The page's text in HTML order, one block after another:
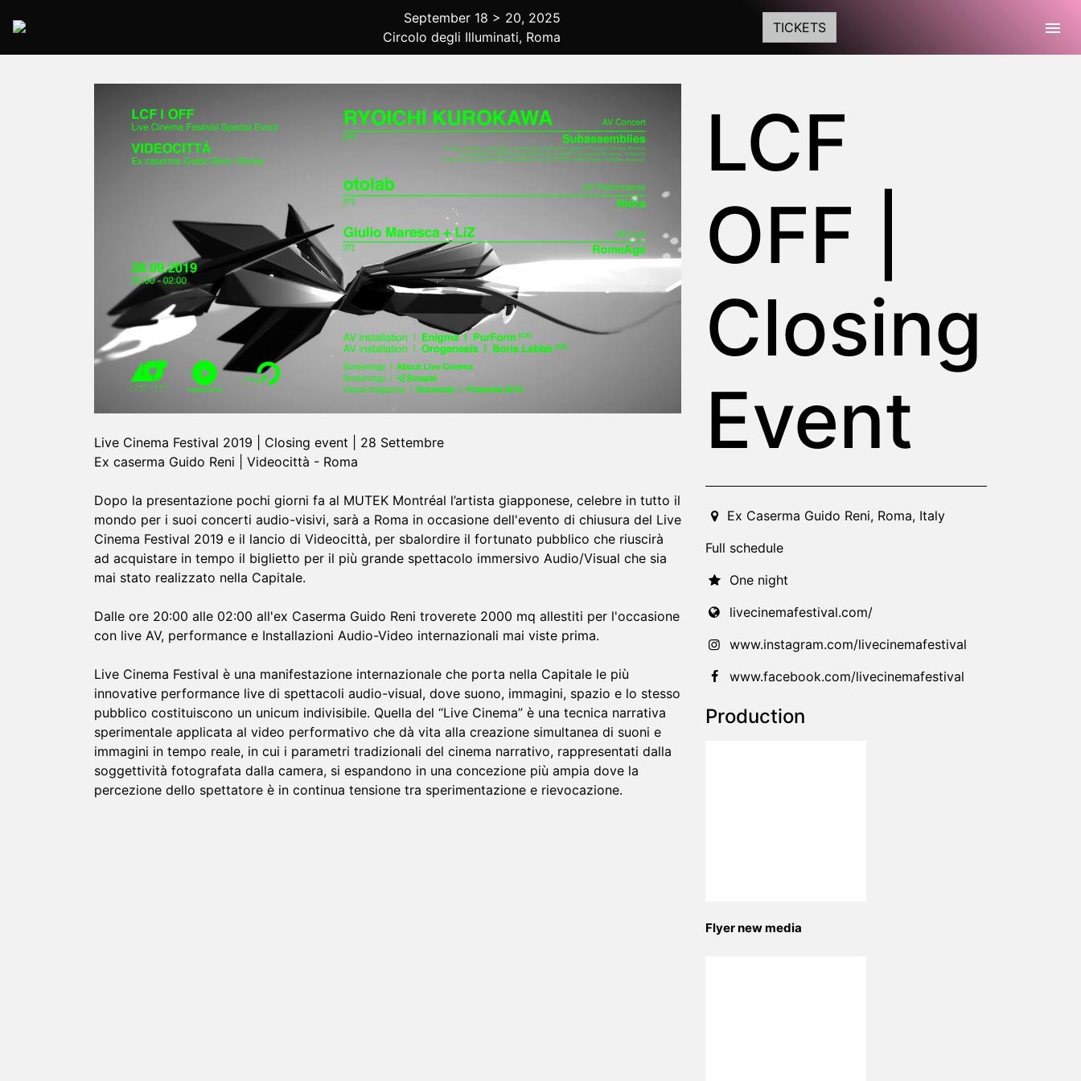
2025 Rome
September 18 > 20, 2025
Circolo degli Illuminati, Roma
TICKETS
Live Cinema Festival 2019 | Closing event | 28 Settembre
Ex caserma Guido Reni | Videocittà - Roma
Dopo la presentazione pochi giorni fa al MUTEK Montréal l’artista giapponese, celebre in tutto il
mondo per i suoi concerti audio-visivi, sarà a Roma in occasione dell'evento di chiusura del Live
Cinema Festival 2019 e il lancio di Videocittà, per sbalordire il fortunato pubblico che riuscirà
ad acquistare in tempo il biglietto per il più grande spettacolo immersivo Audio/Visual che sia
mai stato realizzato nella Capitale.
Dalle ore 20:00 alle 02:00 all'ex Caserma Guido Reni troverete 2000 mq allestiti per l'occasione
con live AV, performance e Installazioni Audio-Video internazionali mai viste prima.
Live Cinema Festival è una manifestazione internazionale che porta nella Capitale le più
innovative performance live di spettacoli audio-visual, dove suono, immagini, spazio e lo stesso
pubblico costituiscono un unicum indivisibile. Quella del “Live Cinema” è una tecnica narrativa
sperimentale applicata al video performativo che dà vita alla creazione simultanea di suoni e
immagini in tempo reale, in cui i parametri tradizionali del cinema narrativo, rappresentati dalla
soggettività fotografata dalla camera, si espandono in una concezione più ampia dove la
percezione dello spettatore è in continua tensione tra sperimentazione e rievocazione.
LCF
OFF |
Closing
Event
2019-09-28T20:00:00.000Z |2019-09-29T02:00:00.000Z
Ex Caserma Guido Reni, Roma, Italy
Full schedule
One night
livecinemafestival.com/
www.instagram.com/livecinemafestival
www.facebook.com/livecinemafestival
Production
Flyer new media